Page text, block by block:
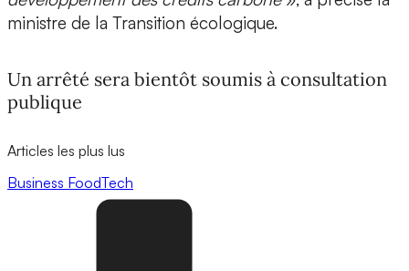
ministre de la Transition écologique.
Un arrêté sera bientôt soumis à consultation
publique
Articles les plus lus
Business FoodTech